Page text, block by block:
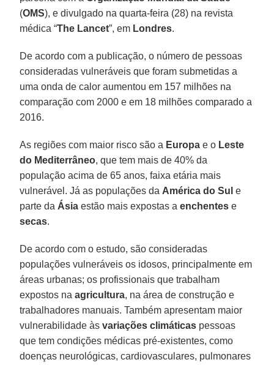
(OMS), e divulgado na quarta-feira (28) na revista
médica “The Lancet”, em Londres.
De acordo com a publicação, o número de pessoas
consideradas vulneráveis que foram submetidas a
uma onda de calor aumentou em 157 milhões na
comparação com 2000 e em 18 milhões comparado a
2016.
As regiões com maior risco são a Europa e o Leste
do Mediterrâneo, que tem mais de 40% da
população acima de 65 anos, faixa etária mais
vulnerável. Já as populações da América do Sul e
parte da Ásia estão mais expostas aenchentes e
secas.
De acordo com o estudo, são consideradas
populações vulneráveis os idosos, principalmente em
áreas urbanas; os profissionais que trabalham
expostos naagricultura, na área de construção e
trabalhadores manuais. Também apresentam maior
vulnerabilidade àsvariações climáticas pessoas
que tem condições médicas pré-existentes, como
doenças neurológicas, cardiovasculares, pulmonares